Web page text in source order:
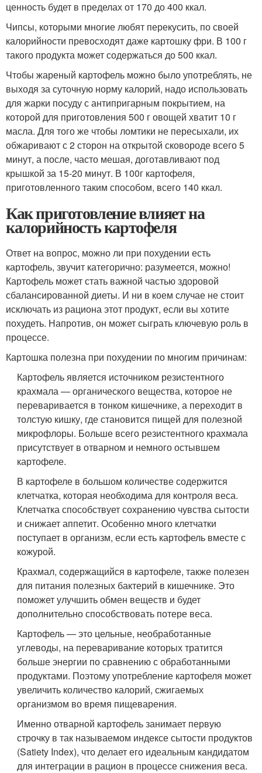
ценность будет в пределах от 170 до 400 ккал.
Чипсы, которыми многие любят перекусить, по своей
калорийности превосходят даже картошку фри. В 100 г
такого продукта может содержаться до 500 ккал.
Чтобы жареный картофель можно было употреблять, не
выходя за суточную норму калорий, надо использовать
для жарки посуду с антипригарным покрытием, на
которой для приготовления 500 г овощей хватит 10 г
масла. Для того же чтобы ломтики не пересыхали, их
обжаривают с 2 сторон на открытой сковороде всего 5
минут, а после, часто мешая, доготавливают под
крышкой за 15-20 минут. В 100г картофеля,
приготовленного таким способом, всего 140 ккал.
Как приготовление влияет на
калорийность картофеля
Ответ на вопрос, можно ли при похудении есть
картофель, звучит категорично: разумеется, можно!
Картофель может стать важной частью здоровой
сбалансированной диеты. И ни в коем случае не стоит
исключать из рациона этот продукт, если вы хотите
похудеть. Напротив, он может сыграть ключевую роль в
процессе.
Картошка полезна при похудении по многим причинам:
Картофель является источником резистентного
крахмала — органического вещества, которое не
переваривается в тонком кишечнике, а переходит в
толстую кишку, где становится пищей для полезной
микрофлоры. Больше всего резистентного крахмала
присутствует в отварном и немного остывшем
картофеле.
В картофеле в большом количестве содержится
клетчатка, которая необходима для контроля веса.
Клетчатка способствует сохранению чувства сытости
и снижает аппетит. Особенно много клетчатки
поступает в организм, если есть картофель вместе с
кожурой.
Крахмал, содержащийся в картофеле, также полезен
для питания полезных бактерий в кишечнике. Это
поможет улучшить обмен веществ и будет
дополнительно способствовать потере веса.
Картофель — это цельные, необработанные
углеводы, на переваривание которых тратится
больше энергии по сравнению с обработанными
продуктами. Поэтому употребление картофеля может
увеличить количество калорий, сжигаемых
организмом во время пищеварения.
Именно отварной картофель занимает первую
строчку в так называемом индексе сытости продуктов
(Satiety Index), что делает его идеальным кандидатом
для интеграции в рацион в процессе снижения веса.